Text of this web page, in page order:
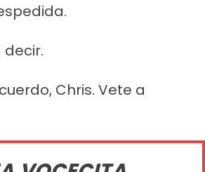
decir.
Chris. Vete a